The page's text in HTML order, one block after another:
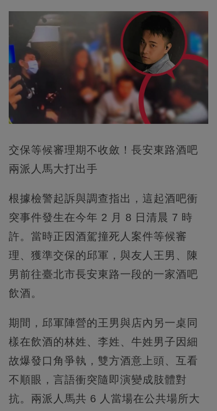
交保等候審理期不收斂！長安東路酒吧
兩派人馬大打出手
根據檢警起訴與調查指出，這起酒吧衝
突事件發生在今年 2 月 8 日清晨 7 時
許。當時正因酒駕撞死人案件等候審
理、獲準交保的邱軍，與友人王男、陳
男前往臺北市長安東路一段的一家酒吧
飲酒。
期間，邱軍陣營的王男與店內另一桌同
樣在飲酒的林姓、李姓、牛姓男子因細
故爆發口角爭執，雙方酒意上頭、互看
不順眼，言語衝突隨即演變成肢體對
抗。兩派人馬共 6 人當場在公共場所大